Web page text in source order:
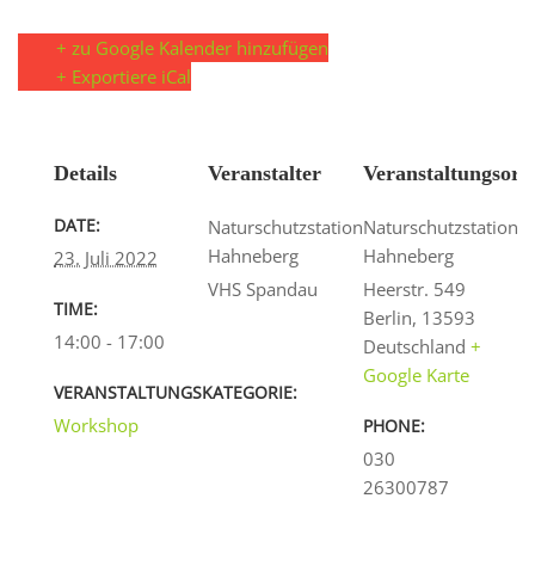
+ zu Google Kalender hinzufügen
+ Exportiere iCal
Details
DATE:
23. Juli 2022
TIME:
14:00 - 17:00
VERANSTALTUNGSKATEGORIE:
Workshop
Veranstalter
Naturschutzstation
Hahneberg
VHS Spandau
Veranstaltungsort
Naturschutzstation
Hahneberg
Heerstr. 549
Berlin, 13593
Deutschland +
Google Karte
PHONE:
030
26300787